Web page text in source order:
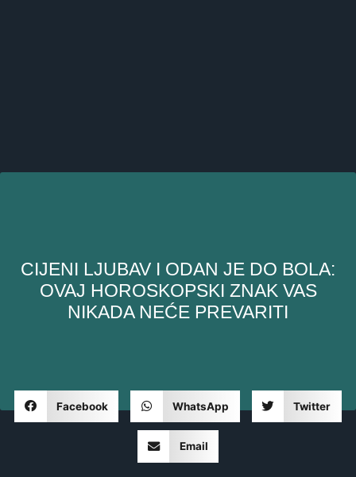
CIJENI LJUBAV I ODAN JE DO BOLA:
OVAJ HOROSKOPSKI ZNAK VAS
NIKADA NEĆE PREVARITI
Facebook WhatsApp Twitter
Email